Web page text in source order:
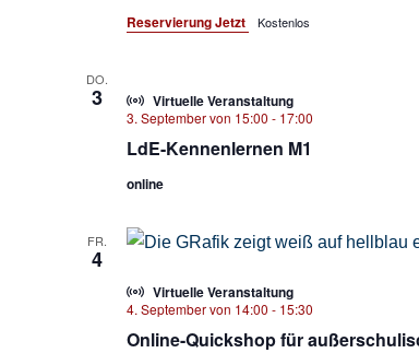
Reservierung Jetzt Kostenlos
DO.
3
LdE-Kennenlernen M1
3. September von 15:00 - 17:00
online
Virtuelle Veranstaltung
FR.
4
Online-Quickshop für
4. September von 14:00 - 15:30
Virtuelle Veranstaltung